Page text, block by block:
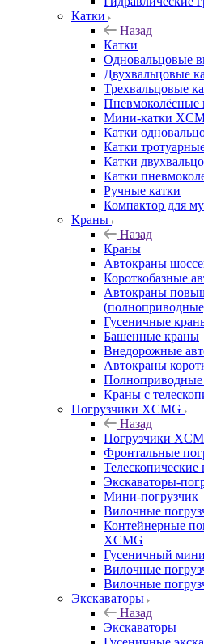
Катки
Назад
Катки
Одновальцовые
Двухвальцовые
Трехвальцовые
Пневмоколёсные
Мини-катки
Катки
Катки
Катки
Катки
Ручные катки
Компактор для
Краны
Назад
Краны
Автокраны
Короткобазные
Автокраны
Гусеничные
Башенные краны
Внедорожные
Автокраны
Полноприводные
Краны с
Погрузчики XCMG
Назад
Погрузчики
Фронтальные
Телескопические
Экскаваторы-
Мини-погрузчик
Вилочные
Контейнерные
XCMG
Гусеничный
Вилочные
Вилочные
Экскаваторы
Назад
Экскаваторы